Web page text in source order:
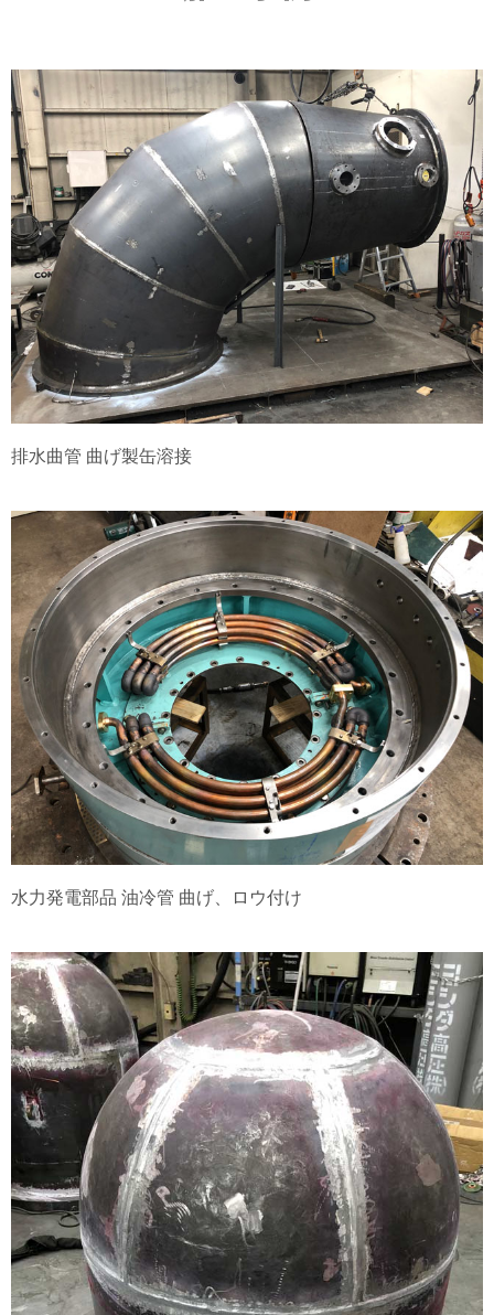
排水曲管 曲げ製缶溶接
水力発電部品 油冷管 曲げ、ロウ付け